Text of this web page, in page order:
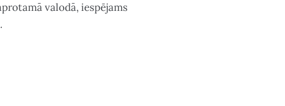
valodā, iespējams